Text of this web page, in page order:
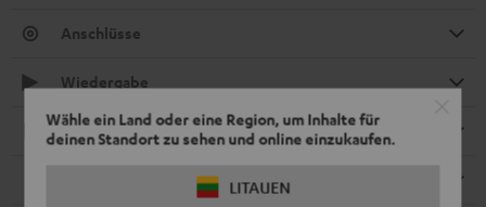
Wähle ein Land oder eine Region, um Inhalte für
deinen Standort zu sehen und online einzukaufen.
LITAUEN
Anschlüsse
Wiedergabe
Elektronik